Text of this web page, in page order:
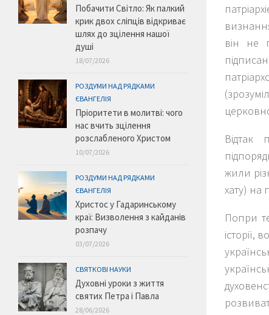
він не
жили
хату) на
Попри
історії,
Побачити Світло: Як палкий
крик двох сліпців відкриває
шлях до зцілення нашої
душі
18/07/2026
РОЗДУМИ НАД РЯДКАМИ
ЄВАНГЕЛІЯ
Пріоритети в молитві: чого
нас вчить зцілення
розслабленого Христом
10/07/2026
РОЗДУМИ НАД РЯДКАМИ
ЄВАНГЕЛІЯ
Христос у Гадаринському
краї: Визволення з кайданів
розпачу
03/07/2026
СВЯТКОВІ НАУКИ
Духовні уроки з життя
святих Петра і Павла
28/06/2026